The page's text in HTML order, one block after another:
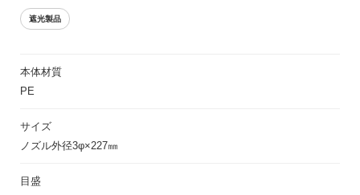
© ASIAKIZAI Inc. All Rights Reserved.
遮光製品
本体材質
PE
サイズ
ノズル外径3φ×227㎜
目盛